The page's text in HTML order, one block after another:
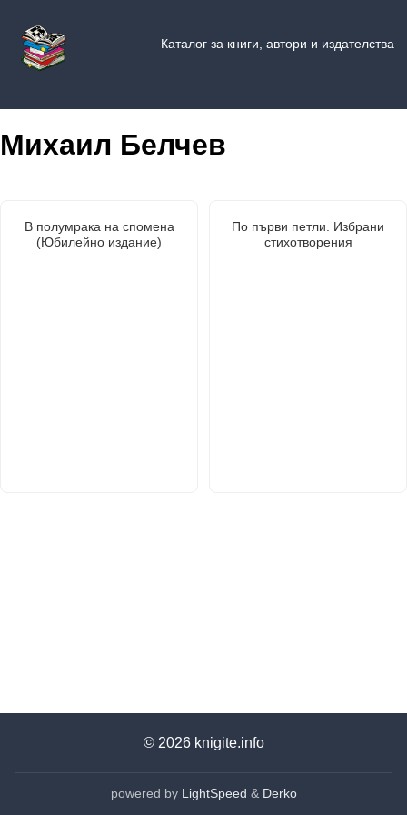
Каталог за книги, автори и издателства
Михаил Белчев
В полумрака на спомена
(Юбилейно издание)
По първи петли. Избрани
стихотворения
© 2026 knigite.info
powered by LightSpeed & Derko